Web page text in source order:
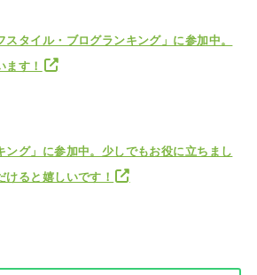
タイル・ブログランキング」に参加中。
ます！
ング」に参加中。少しでもお役に立ちまし
ると嬉しいです！